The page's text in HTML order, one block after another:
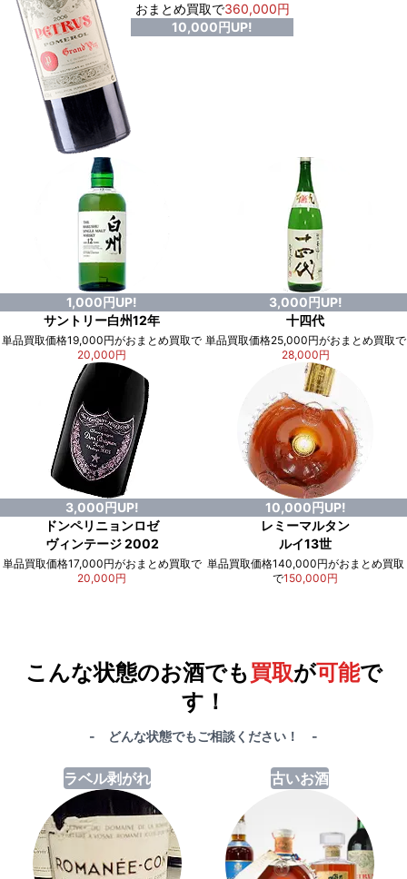
おまとめ買取で360,000円
10,000円UP!
1,000円UP!
サントリー白州12年
単品買取価格19,000円がおまとめ買取で
20,000円
3,000円UP!
十四代
単品買取価格25,000円がおまとめ買取で
28,000円
3,000円UP!
ドンペリニョンロゼ
ヴィンテージ 2002
単品買取価格17,000円がおまとめ買取で
20,000円
10,000円UP!
レミーマルタン
ルイ13世
単品買取価格140,000円がおまとめ買取
で150,000円
こんな状態のお酒でも買取が可能で
す！
- どんな状態でもご相談ください！ -
ラベル剥がれ 古いお酒